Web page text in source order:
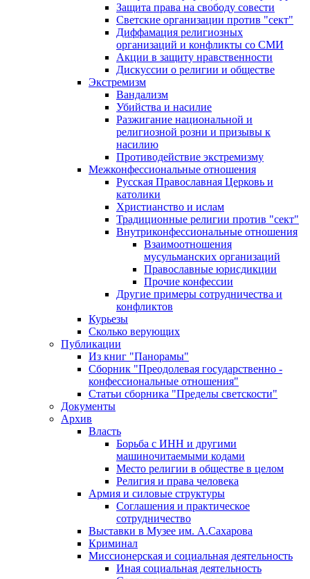
Защита права на свободу совести
Светские организации против "сект"
Диффамация религиозных
организаций и конфликты со СМИ
Акции в защиту нравственности
Дискуссии о религии и обществе
Экстремизм
Вандализм
Убийства и насилие
Разжигание национальной и
религиозной розни и призывы к
насилию
Противодействие экстремизму
Межконфессиональные отношения
Русская Православная Церковь и
католики
Христианство и ислам
Традиционные религии против "сект"
Внутриконфессиональные отношения
Взаимоотношения
мусульманских организаций
Православные юрисдикции
Прочие конфессии
Другие примеры сотрудничества и
конфликтов
Курьезы
Сколько верующих
Публикации
Из книг "Панорамы"
Сборник "Преодолевая государственно -
конфессиональные отношения"
Статьи сборника "Пределы светскости"
Документы
Архив
Власть
Борьба с ИНН и другими
машиночитаемыми кодами
Место религии в обществе в целом
Религия и права человека
Армия и силовые структуры
Соглашения и практическое
сотрудничество
Выставки в Музее им. А.Сахарова
Криминал
Миссионерская и социальная деятельность
Иная социальная деятельность